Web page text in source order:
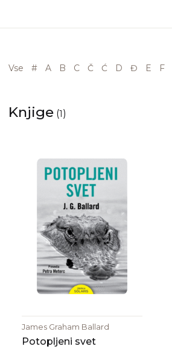
Vse # A B C Č Ć D Đ E F
Knjige (1)
James Graham Ballard
Potopljeni svet